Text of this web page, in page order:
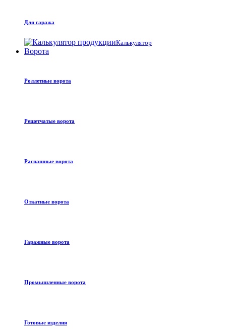
Для гаража
Калькулятор
Ворота
Роллетные ворота
Решетчатые ворота
Распашные ворота
Откатные ворота
Гаражные ворота
Промышленные ворота
Готовые изделия